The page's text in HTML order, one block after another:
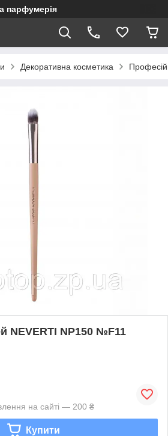
парфумерія
Декоративна косметика
NEVERTI NP150 №F11
на сайті — 200 ₴
Купити